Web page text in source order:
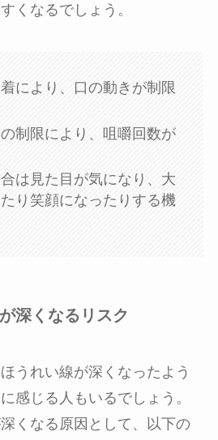
くなるでしょう。
により、口の動きが制限
制限により、咀嚼回数が
は見た目が気になり、大
り笑顔になったりする機
深くなるリスク
うれい線が深くなったよう
感じる人もいるでしょう。
くなる原因として、以下の